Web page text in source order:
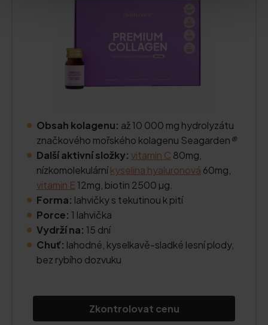
Obsah kolagenu: až 10 000 mg hydrolyzátu
značkového mořského kolagenu Seagarden®
Další aktivní složky: vitamin C 80mg,
nízkomolekulárníkyselina hyaluronová 60mg,
vitamin E12mg, biotin 2500 µg.
Forma: lahvičky s tekutinou k pití
Porce: 1 lahvička
Vydrží na: 15 dní
Chuť: lahodné, kyselkavě-sladké lesní plody,
bez rybího dozvuku
Zkontrolovat cenu